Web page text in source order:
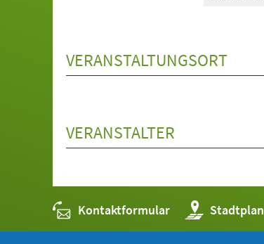
VERANSTALTUNGSORT
VERANSTALTER
Kontaktformular Stadtplan
(Öffnet
in
einem